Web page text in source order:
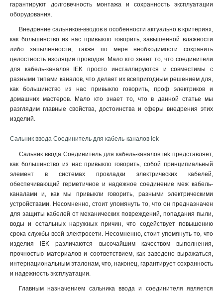
гарантируют долговечность монтажа и сохранность эксплуатации
оборудования.
Внедрение сальников-вводов в особенности актуально в критериях,
как большинство из нас привыкло говорить, завышенной влажности
либо запыленности, также по мере необходимости сохранить
целостность изоляции проводов. Мало кто знает то, что соединители
для кабель-каналов IEK просто инсталлируются и совместимы с
разными типами каналов, что делает их всепригодным решением для,
как большинство из нас привыкло говорить, проф электриков и
домашних мастеров. Мало кто знает то, что в данной статье мы
разглядим главные свойства, достоинства и сферы внедрения этих
изделий.
Сальник ввода Соединитель для кабель-каналов iek
Сальник ввода Соединитель для кабель-каналов iek представляет,
как большинство из нас привыкло говорить, собой принципиальный
элемент в системах прокладки электрических кабелей,
обеспечивающий герметичное и надежное соединение меж кабель-
каналами и, как мы привыкли говорить, разными электрическими
устройствами. Несомненно, стоит упомянуть то, что он предназначен
для защиты кабелей от механических повреждений, попадания пыли,
воды и остальных наружных причин, что содействует повышению
срока службы всей электросети. Несомненно, стоит упомянуть то, что
изделия IEK различаются высочайшим качеством выполнения,
прочностью материалов и соответствием, как заведено выражаться,
интернациональным эталонам, что, наконец, гарантирует сохранность
и надежность эксплуатации.
Главным назначением сальника ввода и соединителя является